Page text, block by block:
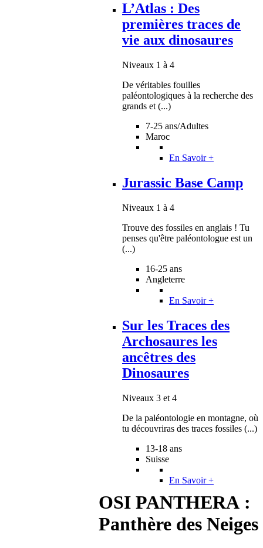
L’Atlas : Des
premières traces de
vie aux dinosaures
Niveaux 1 à 4
De véritables fouilles
paléontologiques à la recherche des
grands et (...)
7-25 ans/Adultes
Maroc
En Savoir +
Jurassic Base Camp
Niveaux 1 à 4
Trouve des fossiles en anglais ! Tu
penses qu'être paléontologue est un
(...)
16-25 ans
Angleterre
En Savoir +
Sur les Traces des
Archosaures les
ancêtres des
Dinosaures
Niveaux 3 et 4
De la paléontologie en montagne, où
tu découvriras des traces fossiles (...)
13-18 ans
Suisse
En Savoir +
OSI PANTHERA :
Panthère des Neiges